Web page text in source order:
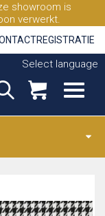
showroom is
verwerkt.
REGISTRATIE
Select language